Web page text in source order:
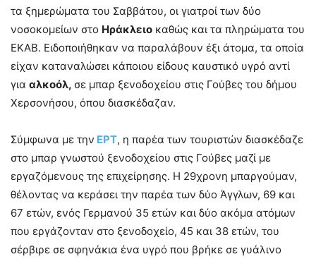
τα ξημερώματα του Σαββάτου, οι γιατροί των δύο
νοσοκομείων στο Ηράκλειο καθώς και τα πληρώματα του
ΕΚΑΒ. Ειδοποιήθηκαν να παραλάβουν έξι άτομα, τα οποία
είχαν καταναλώσει κάποιου είδους καυστικό υγρό αντί
για αλκοόλ, σε μπαρ ξενοδοχείου στις Γούβες του δήμου
Χερσονήσου, όπου διασκέδαζαν.
Σύμφωνα με την ΕΡΤ, η παρέα των τουριστών διασκέδαζε
στο μπαρ γνωστού ξενοδοχείου στις Γούβες μαζί με
εργαζόμενους της επιχείρησης. Η 29χρονη μπαργούμαν,
θέλοντας να κεράσει την παρέα των δύο Άγγλων, 69 και
67 ετών, ενός Γερμανού 35 ετών και δύο ακόμα ατόμων
που εργάζονταν στο ξενοδοχείο, 45 και 38 ετών, του
σέρβιρε σε σφηνάκια ένα υγρό που βρήκε σε γυάλινο